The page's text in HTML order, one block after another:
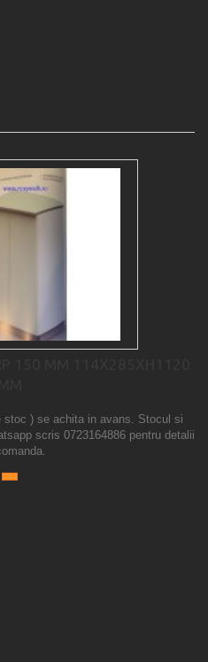
stoc ) se achita in avans. Stocul si
scris 0723164886 pentru detalii